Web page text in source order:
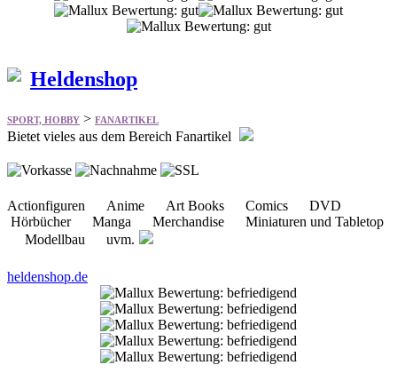
Heldenshop
SPORT, HOBBY > FANARTIKEL
Bietet vieles aus dem Bereich Fanartikel
Actionfiguren Anime Art Books Comics DVD
Hörbücher Manga Merchandise Miniaturen und Tabletop
Modellbau uvm.
heldenshop.de